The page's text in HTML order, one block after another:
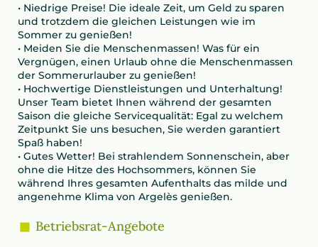
• Niedrige Preise! Die ideale Zeit, um Geld zu sparen
und trotzdem die gleichen Leistungen wie im
Sommer zu genießen!
• Meiden Sie die Menschenmassen! Was für ein
Vergnügen, einen Urlaub ohne die Menschenmassen
der Sommerurlauber zu genießen!
• Hochwertige Dienstleistungen und Unterhaltung!
Unser Team bietet Ihnen während der gesamten
Saison die gleiche Servicequalität: Egal zu welchem
Zeitpunkt Sie uns besuchen, Sie werden garantiert
Spaß haben!
• Gutes Wetter! Bei strahlendem Sonnenschein, aber
ohne die Hitze des Hochsommers, können Sie
während Ihres gesamten Aufenthalts das milde und
angenehme Klima von Argelès genießen.
Betriebsrat-Angebote